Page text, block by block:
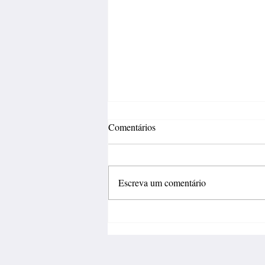
Comentários
Escreva um comentário